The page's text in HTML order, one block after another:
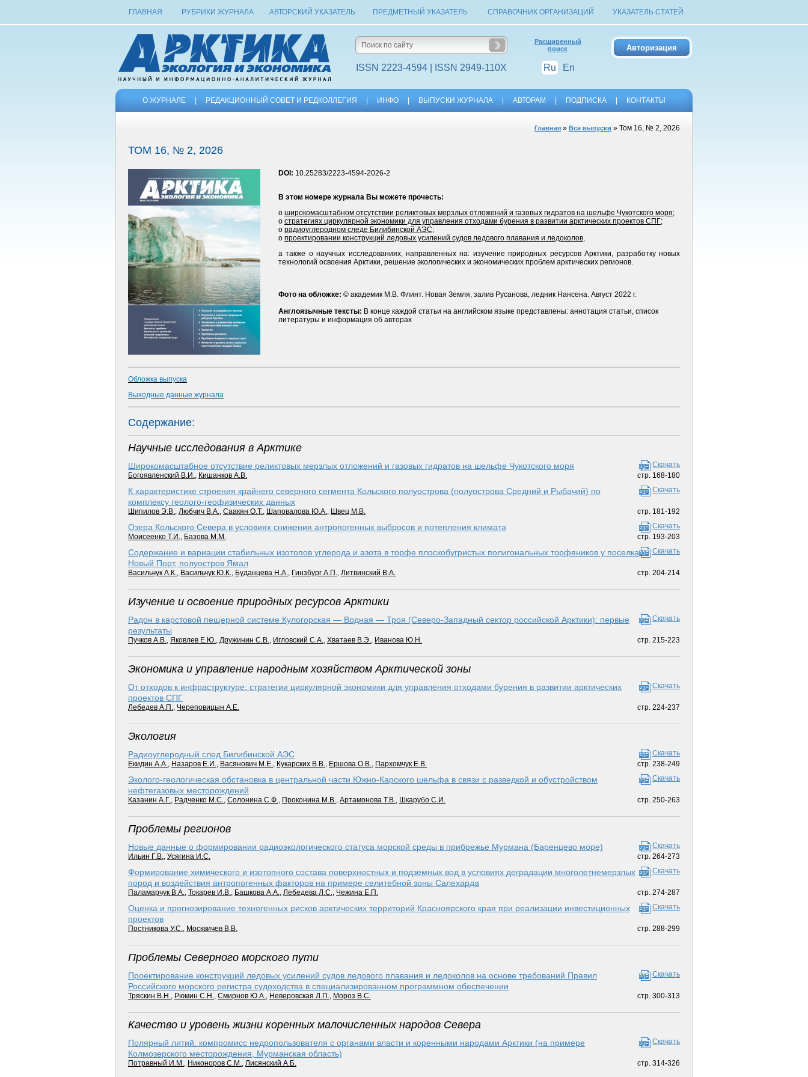
ГЛАВНАЯ РУБРИКИ ЖУРНАЛА АВТОРСКИЙ УКАЗАТЕЛЬ ПРЕДМЕТНЫЙ УКАЗАТЕЛЬ СПРАВОЧНИК ОРГАНИЗАЦИЙ УКАЗАТЕЛЬ СТАТЕЙ
ISSN 2223-4594 | ISSN 2949-110X
Расширенный
поиск
Ru En
О ЖУРНАЛЕ РЕДАКЦИОННЫЙ СОВЕТ И РЕДКОЛЛЕГИЯ ИНФО ВЫПУСКИ ЖУРНАЛА АВТОРАМ ПОДПИСКА КОНТАКТЫ
Главная » Все выпуски » Том 16, № 2, 2026
ТОМ 16, № 2, 2026
DOI: 10.25283/2223-4594-2026-2
В этом номере журнала Вы можете прочесть:
о широкомасштабном отсутствии реликтовых мерзлых отложений и газовых гидратов на шельфе Чукотского моря;
о стратегиях циркулярной экономики для управления отходами бурения в развитии арк­тических проектов СПГ;
о радиоуглеродном следе Билибинской АЭС;
о проектировании конструкций ледовых усилений судов ледового плавания и ледоколов,
а также о научных исследованиях, направленных на: изучение природных ресурсов Арктики, разработку новых
технологий освоения Арктики, решение экологических и экономических проблем арктических регионов.
Фото на обложке: © академик М.В. Флинт. Новая Земля, залив Русанова, ледник Нансена. Август 2022 г.
Англоязычные тексты: В конце каждой статьи на английском языке представлены: аннотация статьи, список
литературы и информация об авторах
Обложка выпуска
Выходные данные журнала
Содержание:
Научные исследования в Арктике
Скачать
Широкомасштабное отсутствие реликтовых мерзлых отложений и газовых гидратов на шельфе Чукотского моря
стр. 168-180
Богоявленский В.И., Кишанков А.В.
Скачать
К характеристике строения крайнего северного сегмента Кольского полуострова (полуострова Средний и Рыбачий) по
комплексу геолого-геофизических данных
стр. 181-192
Шипилов Э.В., Любчич В.А., Саакян О.Т., Шаповалова Ю.А., Швец М.В.
Скачать
Озера Кольского Севера в условиях снижения антропогенных выбросов и потепления климата
стр. 193-203
Моисеенко Т.И., Базова М.М.
Скачать
Содержание и вариации стабильных изотопов углерода и азота в торфе плоскобугристых полигональных торфяников у поселка
Новый Порт, полуостров Ямал
стр. 204-214
Васильчук А.К., Васильчук Ю.К., Буданцева Н.А., Гинзбург А.П., Литвинский В.А.
Изучение и освоение природных ресурсов Арктики
Скачать
Радон в карстовой пещерной системе Кулогорская — Вод­ная — Троя (Северо-Западный сектор российской Арк­тики): первые
результаты
стр. 215-223
Пучков А.В., Яковлев Е.Ю., Дружинин С.В., Игловский С.А., Хватаев В.Э., Иванова Ю.Н.
Экономика и управление народным хозяйством Арктической зоны
Скачать
От отходов к инфраструктуре: стратегии циркулярной экономики для управления отходами бурения в развитии арк­тических
проектов СПГ
стр. 224-237
Лебедев А.П., Череповицын А.Е.
Экология
Скачать
Радиоуглеродный след Билибинской АЭС
стр. 238-249
Екидин А.А., Назаров Е.И., Васянович М.Е., Кукарских В.В., Ершова О.В., Пархомчук Е.В.
Скачать
Эколого-геологическая обстановка в центральной части Южно-Карского шельфа в связи с разведкой и обустройством
нефтегазовых месторождений
стр. 250-263
Казанин А.Г., Радченко М.С., Солонина С.Ф., Проконина М.В., Артамонова Т.В., Шкарубо С.И.
Проблемы регионов
Скачать
Новые данные о формировании радиоэкологического статуса морской среды в прибрежье Мурмана (Баренцево море)
стр. 264-273
Ильин Г.В., Усягина И.С.
Скачать
Формирование химического и изотопного состава поверхностных и подземных вод в условиях деградации многолетнемерзлых
пород и воздействия антропогенных факторов на примере селитебной зоны Салехарда
стр. 274-287
Паламарчук В.А., Токарев И.В., Башкова А.А., Лебедева Л.С., Чежина Е.П.
Скачать
Оценка и прогнозирование техногенных рисков арк­тических территорий Красноярского края при реализации инвестиционных
проектов
стр. 288-299
Постникова У.С., Москвичев В.В.
Проблемы Северного морского пути
Скачать
Проектирование конструкций ледовых усилений судов ледового плавания и ледоколов на основе требований Правил
Российского морского регистра судоходства в специализированном программном обеспечении
стр. 300-313
Тряскин В.Н., Рюмин С.Н., Смирнов Ю.А., Неверовская Л.П., Мороз В.С.
Качество и уровень жизни коренных малочисленных народов Севера
Скачать
Полярный литий: компромисс недропользователя с органами власти и коренными народами Арк­тики (на примере
Колмозерского месторождения, Мурманская область)
стр. 314-326
Потравный И.М., Никоноров С.М., Лисянский А.Б.